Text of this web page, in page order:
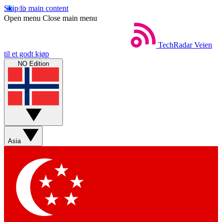
Skip to main content
Open menu Close main menu
TechRadar Veien
til et godt kjøp
NO Edition
Asia